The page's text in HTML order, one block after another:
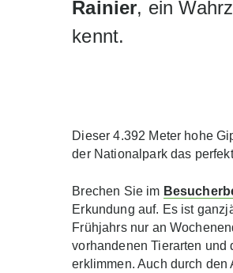
Rainier, ein
kennt.
Dieser 4.392 Meter hohe
der Nationalpark das
Brechen Sie im
Erkundung auf. Es ist
Frühjahrs nur an
vorhandenen Tierarten und
erklimmen. Auch durch